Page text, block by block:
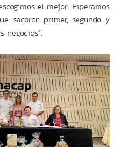
el mejor. Esperamos
sacaron primer, segundo y
negocios”.